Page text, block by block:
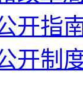
开指
开制